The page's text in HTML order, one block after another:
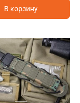
В корзину